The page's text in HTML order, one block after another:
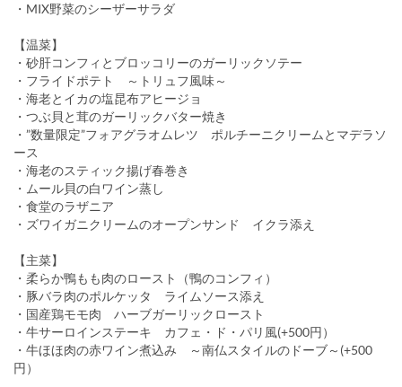
・MIX野菜のシーザーサラダ
【温菜】
・砂肝コンフィとブロッコリーのガーリックソテー
・フライドポテト ～トリュフ風味～
・海老とイカの塩昆布アヒージョ
・つぶ貝と茸のガーリックバター焼き
・”数量限定”フォアグラオムレツ ポルチーニクリームとマデラソ
ース
・海老のスティック揚げ春巻き
・ムール貝の白ワイン蒸し
・食堂のラザニア
・ズワイガニクリームのオープンサンド イクラ添え
【主菜】
・柔らか鴨もも肉のロースト（鴨のコンフィ）
・豚バラ肉のポルケッタ ライムソース添え
・国産鶏モモ肉 ハーブガーリックロースト
・牛サーロインステーキ カフェ・ド・パリ風(+500円）
・牛ほほ肉の赤ワイン煮込み ～南仏スタイルのドーブ～(+500
円）